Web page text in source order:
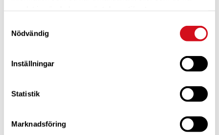
Nödvändig
Inställningar
Statistik
Marknadsföring